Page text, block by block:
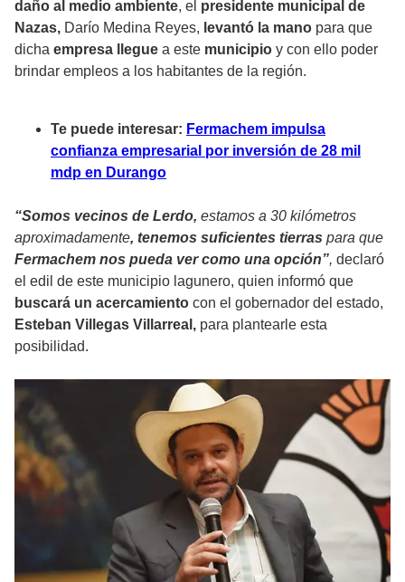
daño al medio ambiente, el presidente municipal de
Nazas, Darío Medina Reyes, levantó la mano para que
dicha empresa llegue a este municipio y con ello poder
brindar empleos a los habitantes de la región.
Te puede interesar: Fermachem impulsa
confianza empresarial por inversión de 28 mil
mdp en Durango
“Somos vecinos de Lerdo, estamos a 30 kilómetros
aproximadamente, tenemos suficientes tierras para que
Fermachem nos pueda ver como una opción”, declaró
el edil de este municipio lagunero, quien informó que
buscará un acercamiento con el gobernador del estado,
Esteban Villegas Villarreal, para plantearle esta
posibilidad.